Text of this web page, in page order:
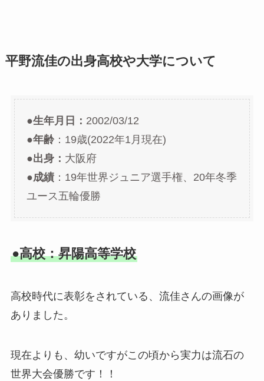
平野流佳の出身高校や大学について
●生年月日： 2002/03/12
●年齢：19歳(2022年1月現在)
●出身： 大阪府
●成績：19年世界ジュニア選手権、20年冬季
ユース五輪優勝
●高校：昇陽高等学校
高校時代に表彰をされている、流佳さんの画像が
ありました。
現在よりも、幼いですがこの頃から実力は流石の
世界大会優勝です！！